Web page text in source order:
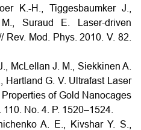
K.-H., Tiggesbaumker J.,
Suraud E. Laser-driven
Rev. Mod. Phys. 2010. V. 82.
McLellan J. M., Siekkinen A.
Hartland G. V. Ultrafast Laser
of Gold Nanocages
No. 4. P. 1520–1524.
A. E., Kivshar Y. S.,